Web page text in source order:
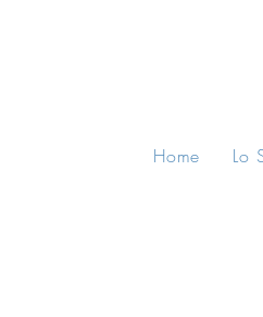
Home Lo